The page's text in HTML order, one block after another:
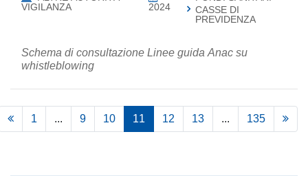
VIGILANZA
2024
CASSE DI
PREVIDENZA
Schema di consultazione Linee guida Anac su
whistleblowing
1 ... 9 10 11 12 13 ... 135